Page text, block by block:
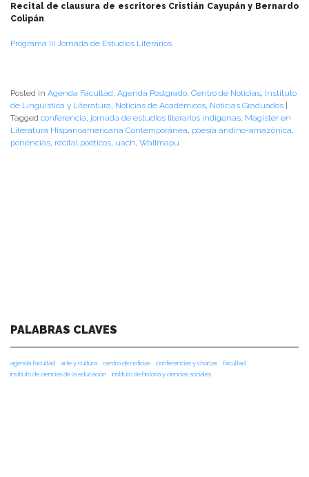
Recital de clausura de escritores Cristián Cayupán y Bernardo
Colipán.
Programa III Jornada de Estudios Literarios
Posted in Agenda Facultad, Agenda Postgrado, Centro de Noticias, Instituto
de Lingüística y Literatura, Noticias de Académicos, Noticias Graduados
Tagged conferencia, jornada de estudios literarios indígenas, Magíster en
Literatura Hispanoamericana Contemporánea, poesía andino-amazónica,
ponencias, recital poéticos, uach, Wallmapu
PALABRAS CLAVES
agenda facultad arte y cultura centro de noticias conferencias y charlas
facultad
instituto de ciencias de la educación
instituto de historia y ciencias sociales